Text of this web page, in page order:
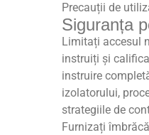
Precauții de
Siguranța
Limitați accesul
instruiți și
instruire
izolatorului,
strategiile de
Furnizați